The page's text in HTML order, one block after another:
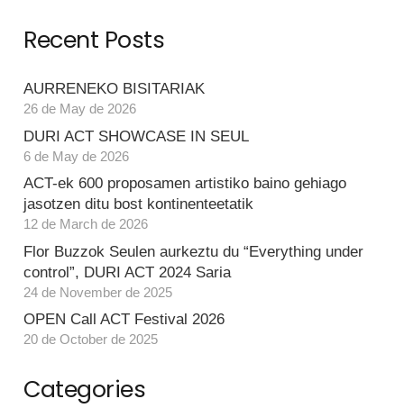
Recent Posts
AURRENEKO BISITARIAK
26 de May de 2026
DURI ACT SHOWCASE IN SEUL
6 de May de 2026
ACT-ek 600 proposamen artistiko baino gehiago
jasotzen ditu bost kontinenteetatik
12 de March de 2026
Flor Buzzok Seulen aurkeztu du “Everything under
control”, DURI ACT 2024 Saria
24 de November de 2025
OPEN Call ACT Festival 2026
20 de October de 2025
Categories